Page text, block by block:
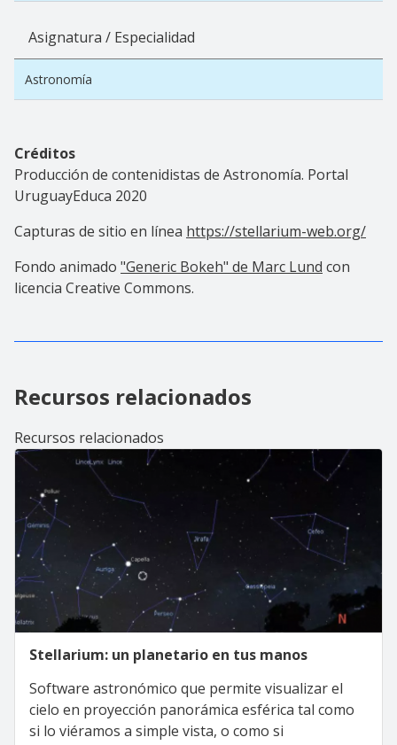
Asignatura / Especialidad
Astronomía
Créditos
Producción de contenidistas de Astronomía. Portal
UruguayEduca 2020
Capturas de sitio en línea https://stellarium-web.org/
Fondo animado "Generic Bokeh" de Marc Lund con
licencia Creative Commons.
Recursos relacionados
Recursos relacionados
Stellarium: un planetario en tus manos
Software astronómico que permite visualizar el
cielo en proyección panorámica esférica tal como
si lo viéramos a simple vista, o como si